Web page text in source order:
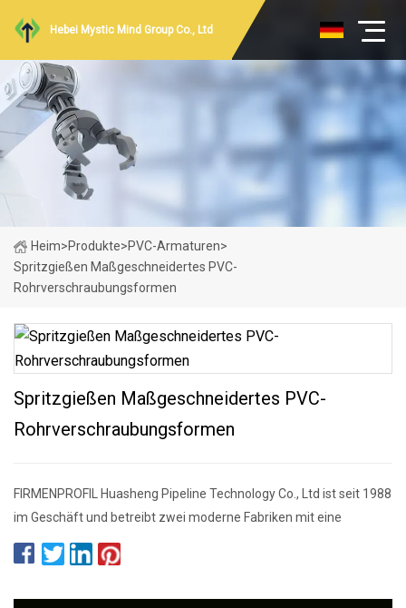
Hebei Mystic Mind Group Co., Ltd
Heim>Produkte>PVC-Armaturen>
Spritzgießen Maßgeschneidertes PVC-
Rohrverschraubungsformen
Spritzgießen Maßgeschneidertes PVC-
Rohrverschraubungsformen
FIRMENPROFIL Huasheng Pipeline Technology Co., Ltd ist seit 1988
im Geschäft und betreibt zwei moderne Fabriken mit eine